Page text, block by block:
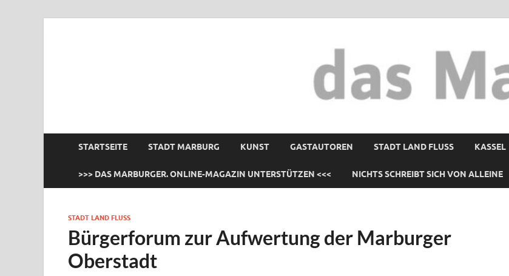
STARTSEITE STADT MARBURG KUNST GASTAUTOREN STADT LAND FLUSS KASSEL
>>> DAS MARBURGER. ONLINE-MAGAZIN UNTERSTÜTZEN <<< NICHTS SCHREIBT SICH VON ALLEINE
STADT LAND FLUSS
Bürgerforum zur Aufwertung der Marburger
Oberstadt